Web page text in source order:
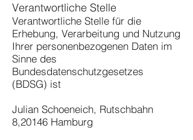
Verantwortliche Stelle
Verantwortliche Stelle für die
Erhebung, Verarbeitung und Nutzung
Ihrer personenbezogenen Daten im
Sinne des
Bundesdatenschutzgesetzes
(BDSG) ist
Julian Schoeneich, Rutschbahn
8,20146 Hamburg